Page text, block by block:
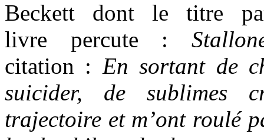
Beckett dont le titre
livre percute :
citation : En sortant de
suicider, de sublimes
trajectoire et m’ont roulé